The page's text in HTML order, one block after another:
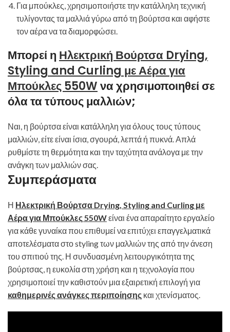
Για μπούκλες, χρησιμοποιήστε την κατάλληλη τεχνική
τυλίγοντας τα μαλλιά γύρω από τη βούρτσα και αφήστε
τον αέρα να τα διαμορφώσει.
Μπορεί η Ηλεκτρική Βούρτσα Drying,
Styling and Curling με Αέρα για
Μπούκλες 550Wνα χρησιμοποιηθεί σε
όλα τα τύπους μαλλιών;
Ναι, η βούρτσα είναι κατάλληλη για όλους τους τύπους
μαλλιών, είτε είναι ίσια, σγουρά, λεπτά ή πυκνά. Απλά
ρυθμίστε τη θερμότητα και την ταχύτητα ανάλογα με την
ανάγκη των μαλλιών σας.
Συμπεράσματα
Η Ηλεκτρική Βούρτσα Drying, Styling and Curling με
Αέρα για Μπούκλες 550Wείναι ένα απαραίτητο εργαλείο
για κάθε γυναίκα που επιθυμεί να επιτύχει επαγγελματικά
αποτελέσματα στο styling των μαλλιών της από την άνεση
του σπιτιού της. Η συνδυασμένη λειτουργικότητα της
βούρτσας, η ευκολία στη χρήση και η τεχνολογία που
χρησιμοποιεί την καθιστούν μια εξαιρετική επιλογή για
καθημερινές ανάγκες περιποίησης και χτενίσματος.